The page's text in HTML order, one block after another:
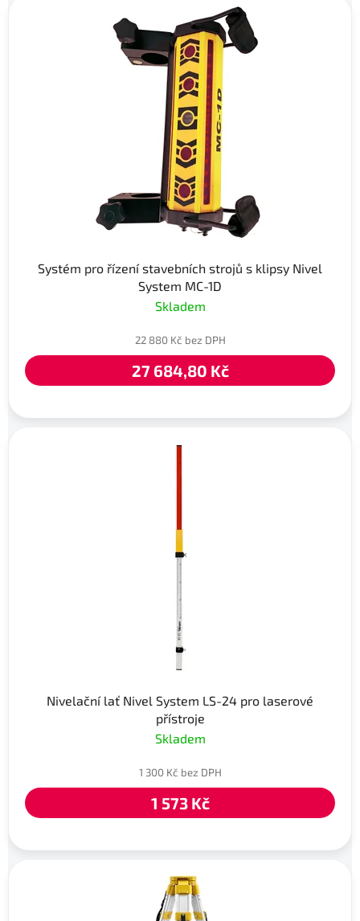
Systém pro řízení stavebních strojů s klipsy Nivel
System MC-1D
Skladem
22 880 Kč bez DPH
27 684,80 Kč
Nivelační lať Nivel System LS-24 pro laserové
přístroje
Skladem
1 300 Kč bez DPH
1 573 Kč